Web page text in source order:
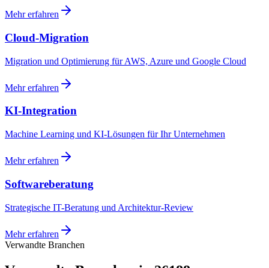
Mehr erfahren
Cloud-Migration
Migration und Optimierung für AWS, Azure und Google Cloud
Mehr erfahren
KI-Integration
Machine Learning und KI-Lösungen für Ihr Unternehmen
Mehr erfahren
Softwareberatung
Strategische IT-Beratung und Architektur-Review
Mehr erfahren
Verwandte Branchen